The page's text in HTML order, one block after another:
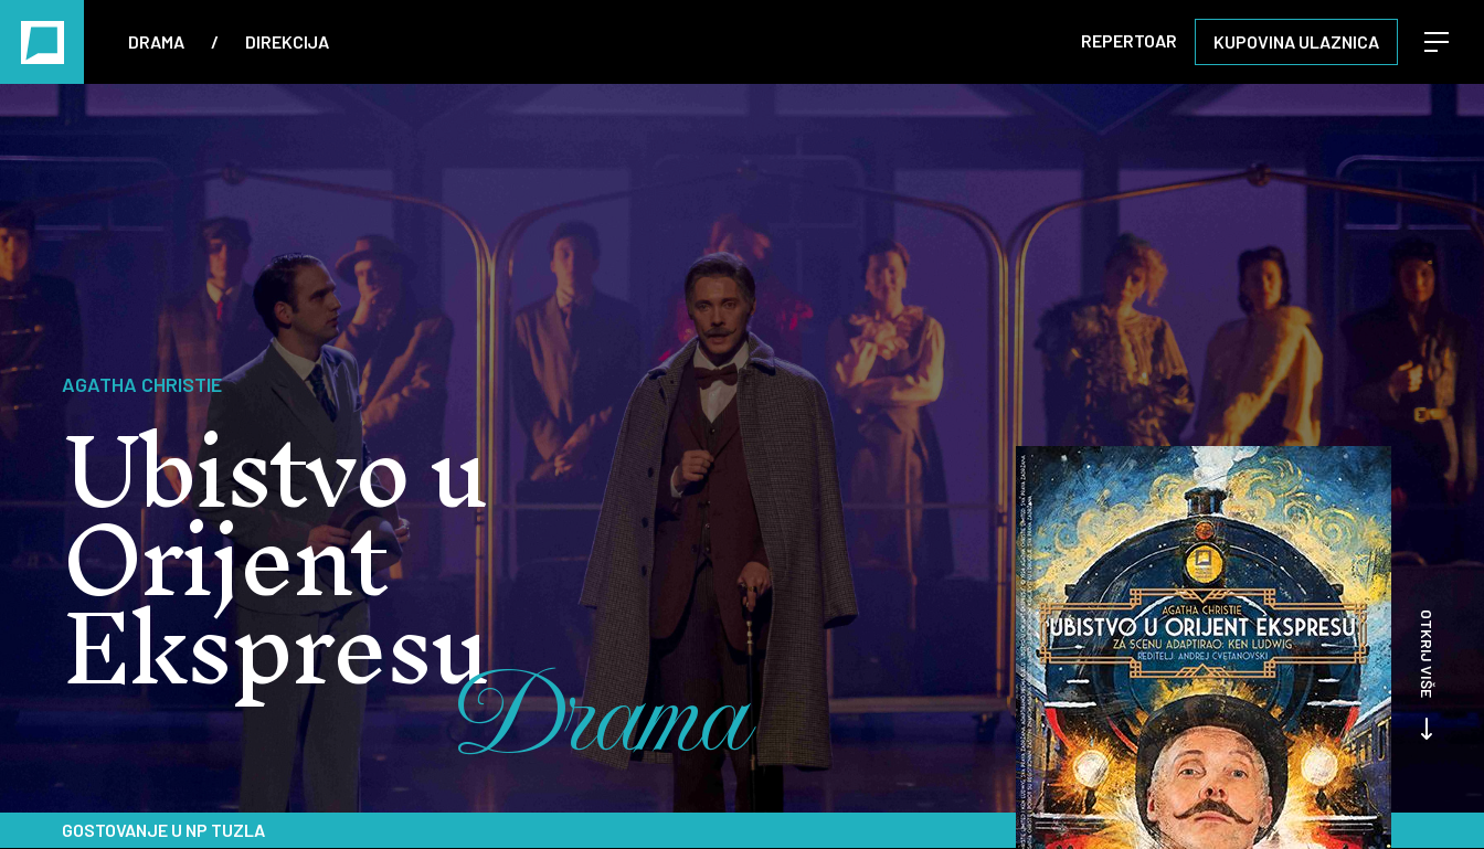
DRAMA / DIREKCIJA REPERTOAR KUPOVINA ULAZNICA
Open
AGATHA CHRISTIE
Ubistvo u
Orijent
EkspresuDrama OTKRIJ VIŠE
GOSTOVANJE U NP TUZLA